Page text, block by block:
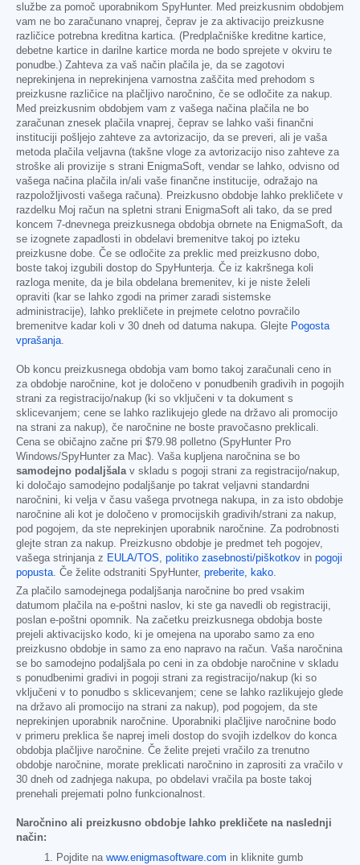
službe za pomoč uporabnikom SpyHunter. Med preizkusnim obdobjem
vam ne bo zaračunano vnaprej, čeprav je za aktivacijo preizkusne
različice potrebna kreditna kartica. (Predplačniške kreditne kartice,
debetne kartice in darilne kartice morda ne bodo sprejete v okviru te
ponudbe.) Zahteva za vaš način plačila je, da se zagotovi
neprekinjena in neprekinjena varnostna zaščita med prehodom s
preizkusne različice na plačljivo naročnino, če se odločite za nakup.
Med preizkusnim obdobjem vam z vašega načina plačila ne bo
zaračunan znesek plačila vnaprej, čeprav se lahko vaši finančni
instituciji pošljejo zahteve za avtorizacijo, da se preveri, ali je vaša
metoda plačila veljavna (takšne vloge za avtorizacijo niso zahteve za
stroške ali provizije s strani EnigmaSoft, vendar se lahko, odvisno od
vašega načina plačila in/ali vaše finančne institucije, odražajo na
razpoložljivosti vašega računa). Preizkusno obdobje lahko prekličete v
razdelku Moj račun na spletni strani EnigmaSoft ali tako, da se pred
koncem 7-dnevnega preizkusnega obdobja obrnete na EnigmaSoft, da
se izognete zapadlosti in obdelavi bremenitve takoj po izteku
preizkusne dobe. Če se odločite za preklic med preizkusno dobo,
boste takoj izgubili dostop do SpyHunterja. Če iz kakršnega koli
razloga menite, da je bila obdelana bremenitev, ki je niste želeli
opraviti (kar se lahko zgodi na primer zaradi sistemske
administracije), lahko prekličete in prejmete celotno povračilo
bremenitve kadar koli v 30 dneh od datuma nakupa. Glejte Pogosta
vprašanja.
Ob koncu preizkusnega obdobja vam bomo takoj zaračunali ceno in
za obdobje naročnine, kot je določeno v ponudbenih gradivih in pogojih
strani za registracijo/nakup (ki so vključeni v ta dokument s
sklicevanjem; cene se lahko razlikujejo glede na državo ali promocijo
na strani za nakup), če naročnine ne boste pravočasno preklicali.
Cena se običajno začne pri $79.98 polletno (SpyHunter Pro
Windows/SpyHunter za Mac). Vaša kupljena naročnina se bo
samodejno podaljšalav skladu s pogoji strani za registracijo/nakup,
ki določajo samodejno podaljšanje po takrat veljavni standardni
naročnini, ki velja v času vašega prvotnega nakupa, in za isto obdobje
naročnine ali kot je določeno v promocijskih gradivih/strani za nakup,
pod pogojem, da ste neprekinjen uporabnik naročnine. Za podrobnosti
glejte stran za nakup. Preizkusno obdobje je predmet teh pogojev,
vašega strinjanja z EULA/TOS, politiko zasebnosti/piškotkov in pogoji
popusta. Če želite odstraniti SpyHunter, preberite, kako.
Za plačilo samodejnega podaljšanja naročnine bo pred vsakim
datumom plačila na e-poštni naslov, ki ste ga navedli ob registraciji,
poslan e-poštni opomnik. Na začetku preizkusnega obdobja boste
prejeli aktivacijsko kodo, ki je omejena na uporabo samo za eno
preizkusno obdobje in samo za eno napravo na račun. Vaša naročnina
se bo samodejno podaljšala po ceni in za obdobje naročnine v skladu
s ponudbenimi gradivi in pogoji strani za registracijo/nakup (ki so
vključeni v to ponudbo s sklicevanjem; cene se lahko razlikujejo glede
na državo ali promocijo na strani za nakup), pod pogojem, da ste
neprekinjen uporabnik naročnine. Uporabniki plačljive naročnine bodo
v primeru preklica še naprej imeli dostop do svojih izdelkov do konca
obdobja plačljive naročnine. Če želite prejeti vračilo za trenutno
obdobje naročnine, morate preklicati naročnino in zaprositi za vračilo v
30 dneh od zadnjega nakupa, po obdelavi vračila pa boste takoj
prenehali prejemati polno funkcionalnost.
Naročnino ali preizkusno obdobje lahko prekličete na naslednji
način:
Pojdite na www.enigmasoftware.com in kliknite gumb